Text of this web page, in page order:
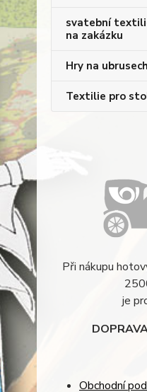
svatební
na zakázku
Hry na
Textilie pro
Při nákupu
je
Obchodní